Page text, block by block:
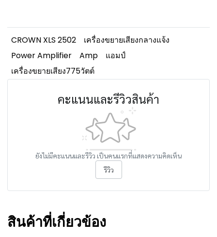
CROWN XLS 2502
เครื่องขยายเสียงกลางแจ้ง
Power Amplifier
Amp
แอมป์
เครื่องขยายเสียง775วัตต์
คะแนนและรีวิวสินค้า
ยังไม่มีคะแนนและรีวิว เป็นคนแรกที่แสดงความคิดเห็น
รีวิว
สินค้าที่เกี่ยวข้อง